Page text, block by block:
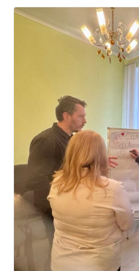
Успішна
Діафрагмальна грижа
порожнини (шлунок,
грудну клітку через
м’язової перегородки